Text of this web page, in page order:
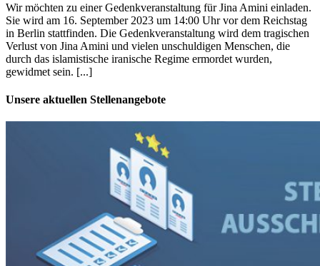
Wir möchten zu einer Gedenkveranstaltung für Jina Amini einladen.
Sie wird am 16. September 2023 um 14:00 Uhr vor dem Reichstag
in Berlin stattfinden. Die Gedenkveranstaltung wird dem tragischen
Verlust von Jina Amini und vielen unschuldigen Menschen, die
durch das islamistische iranische Regime ermordet wurden,
gewidmet sein. [...]
Unsere aktuellen Stellenangebote